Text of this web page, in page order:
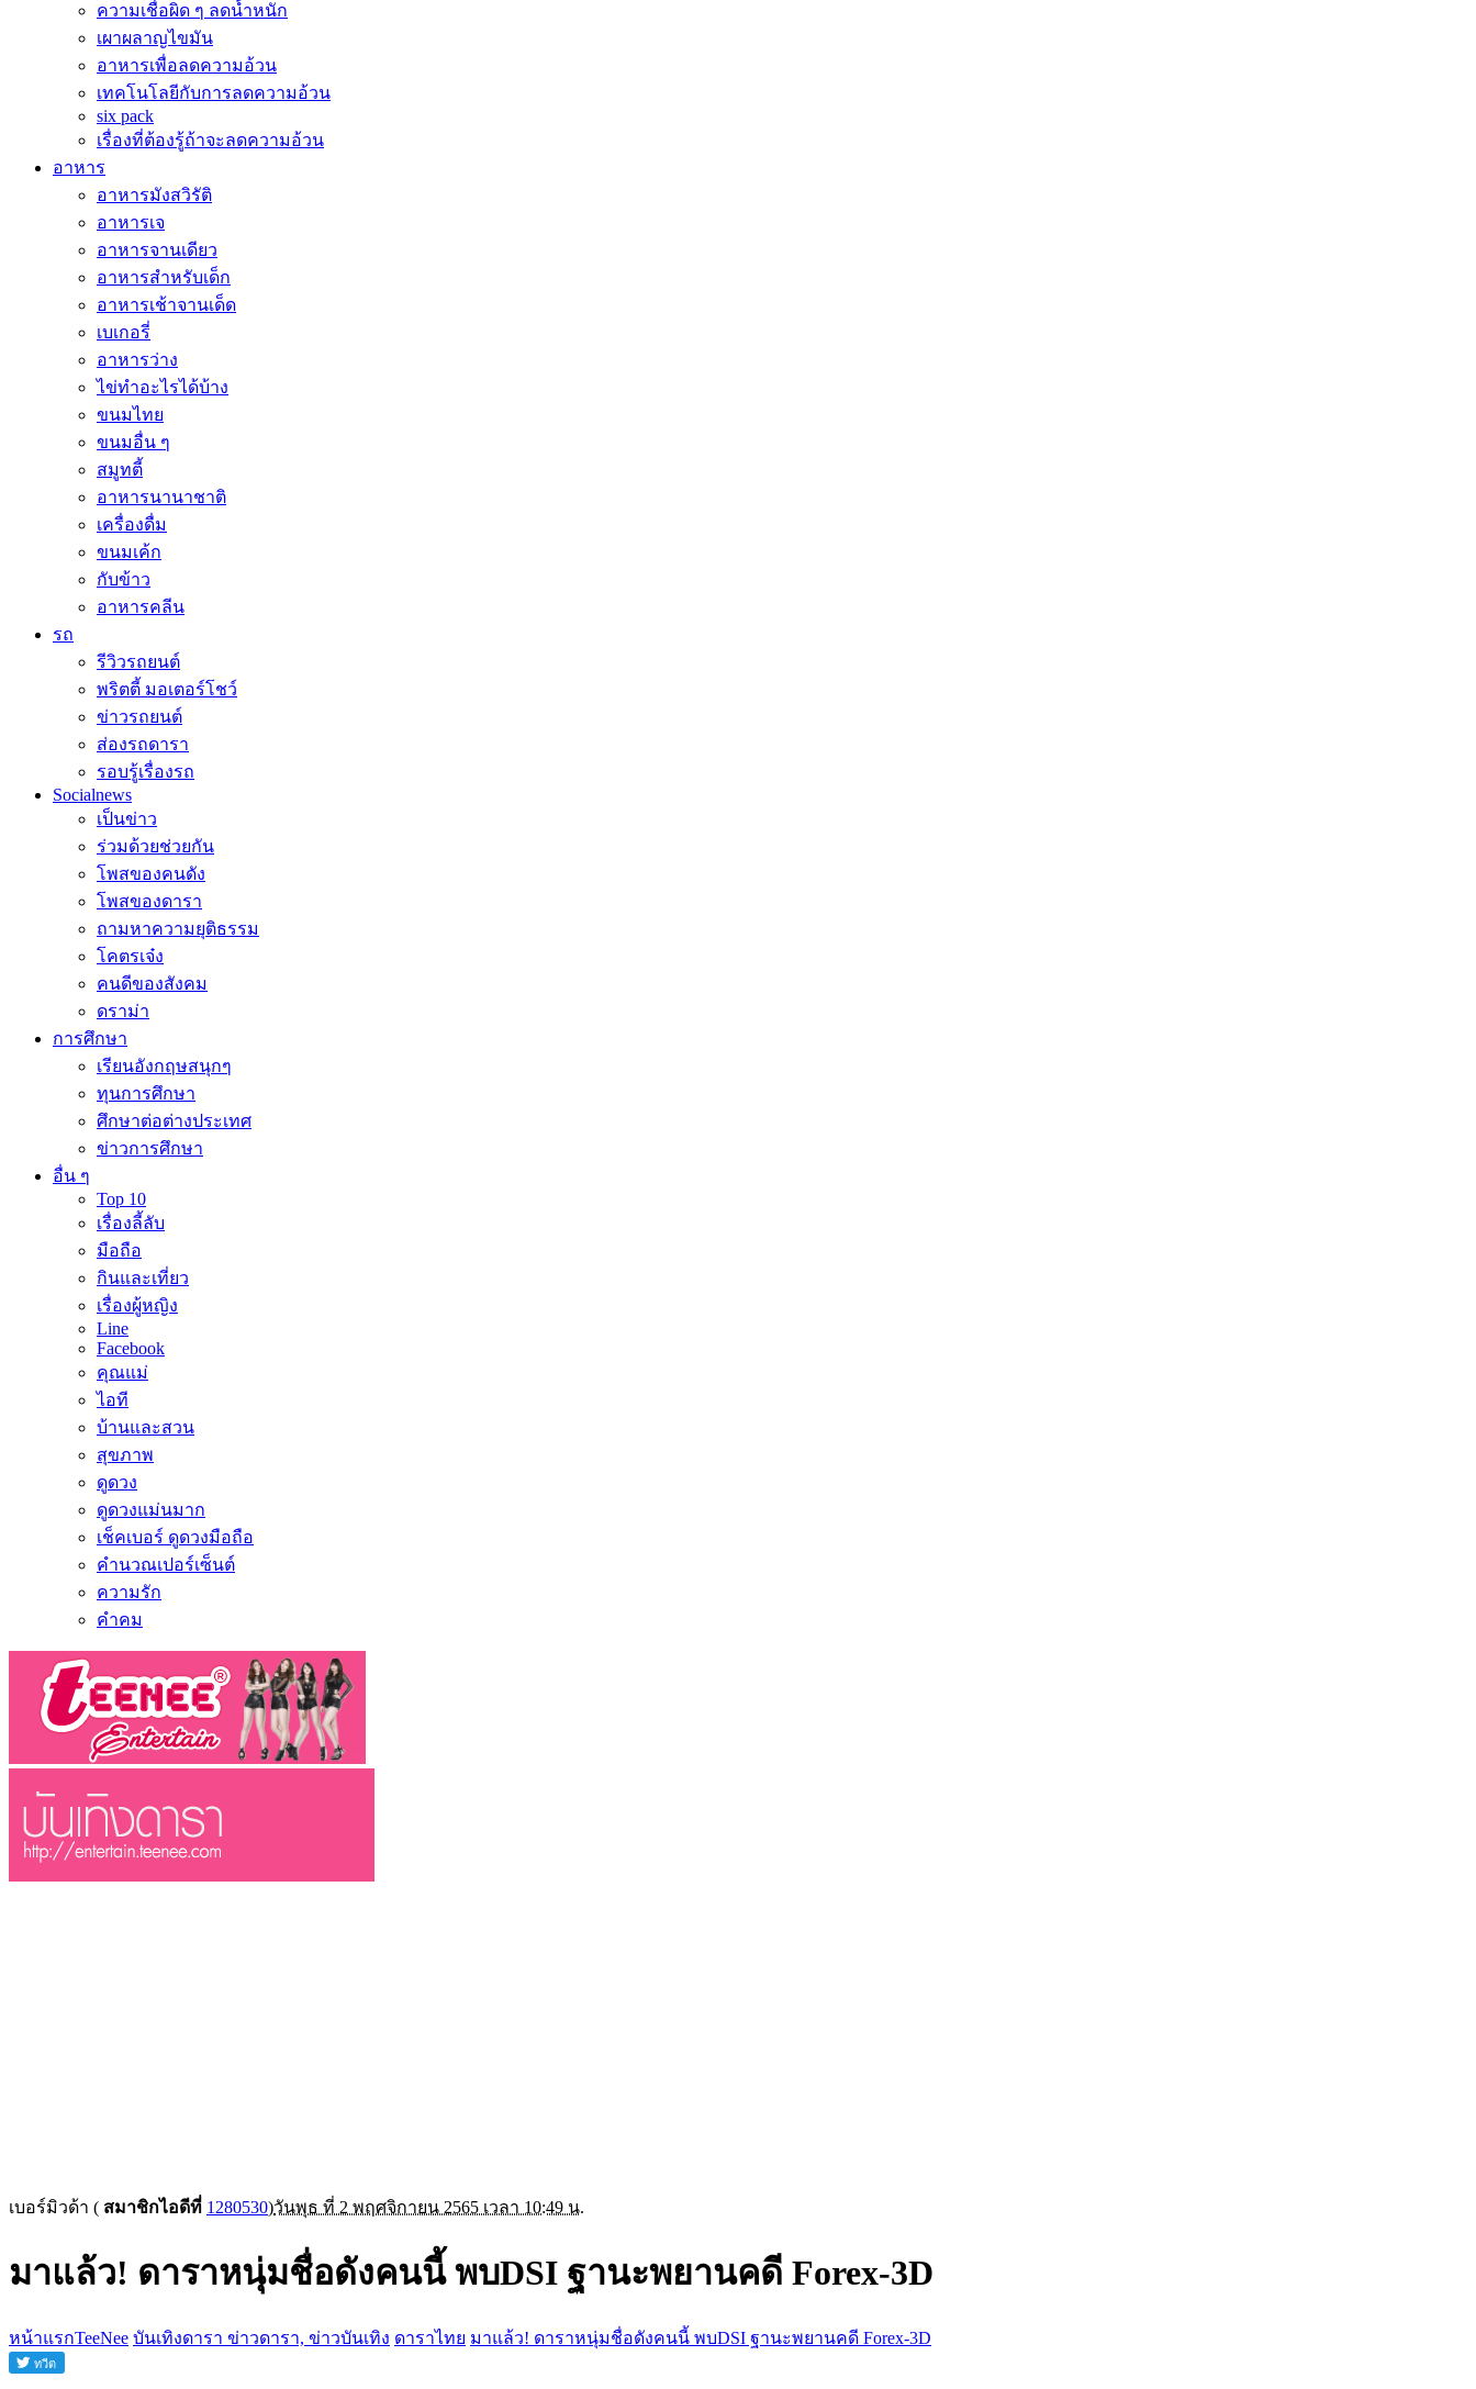
ความเชื่อผิด ๆ ลดน้ำหนัก
เผาผลาญไขมัน
อาหารเพื่อลดความอ้วน
เทคโนโลยีกับการลดความอ้วน
six pack
เรื่องที่ต้องรู้ถ้าจะลดความอ้วน
อาหาร
อาหารมังสวิรัติ
อาหารเจ
อาหารจานเดียว
อาหารสำหรับเด็ก
อาหารเช้าจานเด็ด
เบเกอรี่
อาหารว่าง
ไข่ทำอะไรได้บ้าง
ขนมไทย
ขนมอื่น ๆ
สมูทตี้
อาหารนานาชาติ
เครื่องดื่ม
ขนมเค้ก
กับข้าว
อาหารคลีน
รถ
รีวิวรถยนต์
พริตตี้ มอเตอร์โชว์
ข่าวรถยนต์
ส่องรถดารา
รอบรู้เรื่องรถ
Socialnews
เป็นข่าว
ร่วมด้วยช่วยกัน
โพสของคนดัง
โพสของดารา
ถามหาความยุติธรรม
โคตรเจ๋ง
คนดีของสังคม
ดราม่า
การศึกษา
เรียนอังกฤษสนุกๆ
ทุนการศึกษา
ศึกษาต่อต่างประเทศ
ข่าวการศึกษา
อื่น ๆ
Top 10
เรื่องลี้ลับ
มือถือ
กินและเที่ยว
เรื่องผู้หญิง
Line
Facebook
คุณแม่
ไอที
บ้านและสวน
สุขภาพ
ดูดวง
ดูดวงแม่นมาก
เช็คเบอร์ ดูดวงมือถือ
คำนวณเปอร์เซ็นต์
ความรัก
คำคม
เบอร์มิวด้า ( สมาชิกไอดีที่ 1280530)วันพุธ ที่ 2 พฤศจิกายน 2565 เวลา 10:49 น.
มาแล้ว! ดาราหนุ่มชื่อดังคนนี้ พบDSI ฐานะพยานคดี Forex-3D
หน้าแรกTeeNee บันเทิงดารา ข่าวดารา, ข่าวบันเทิง ดาราไทย มาแล้ว! ดาราหนุ่มชื่อดังคนนี้ พบDSI ฐานะพยานคดี Forex-3D